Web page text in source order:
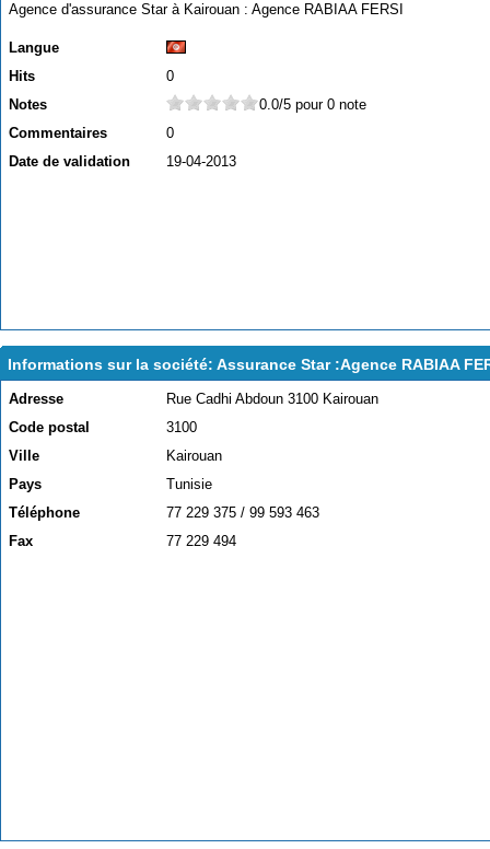
Agence d'assurance Star à Kairouan : Agence RABIAA FERSI
Langue
Hits
0
Notes
0.0/5 pour 0 note
Commentaires
0
Date de validation
19-04-2013
Informations sur la société: Assurance Star :Agence RABIAA
Adresse
Rue Cadhi Abdoun 3100 Kairouan
Code postal
3100
Ville
Kairouan
Pays
Tunisie
Téléphone
77 229 375 / 99 593 463
Fax
77 229 494